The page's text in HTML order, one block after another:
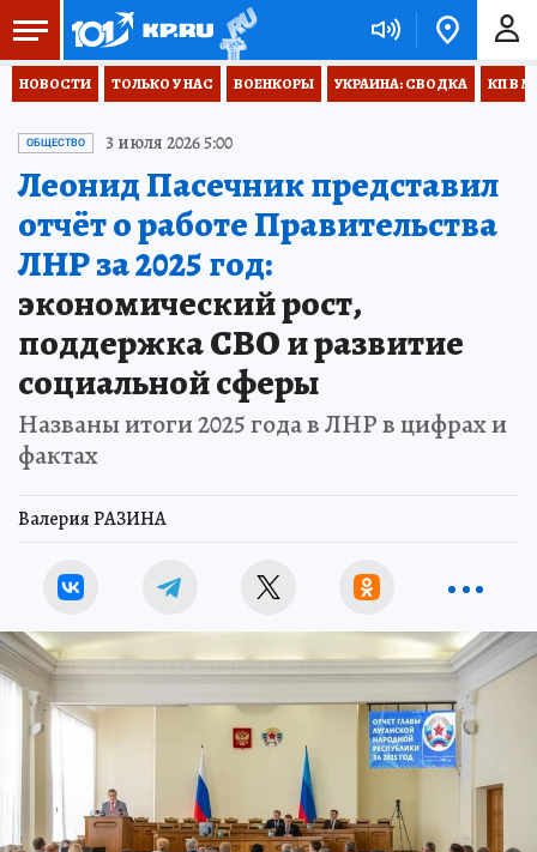
НОВОСТИ ТОЛЬКО У НАС ВОЕНКОРЫ УКРАИНА: СВОДКА КП В
ОБЩЕСТВО 3 июля 2026 5:00
Леонид Пасечник представил
отчёт о работе Правительства
ЛНР за 2025 год:
экономический рост,
поддержка СВО и развитие
социальной сферы
Названы итоги 2025 года в ЛНР в цифрах и
фактах
Валерия РАЗИНА